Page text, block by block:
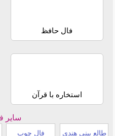
فال حافظ
استخاره با قرآن
سایر
طالع بینی هندی فال چوب